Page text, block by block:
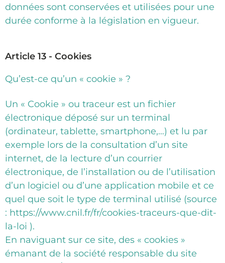
données sont conservées et utilisées pour une
durée conforme à la législation en vigueur.
Article 13 - Cookies
Qu’est-ce qu’un « cookie » ?
Un « Cookie » ou traceur est un fichier
électronique déposé sur un terminal
(ordinateur, tablette, smartphone,…) et lu par
exemple lors de la consultation d’un site
internet, de la lecture d’un courrier
électronique, de l’installation ou de l’utilisation
d’un logiciel ou d’une application mobile et ce
quel que soit le type de terminal utilisé (source
: https://www.cnil.fr/fr/cookies-traceurs-que-dit-
la-loi ).
En naviguant sur ce site, des « cookies »
émanant de la société responsable du site